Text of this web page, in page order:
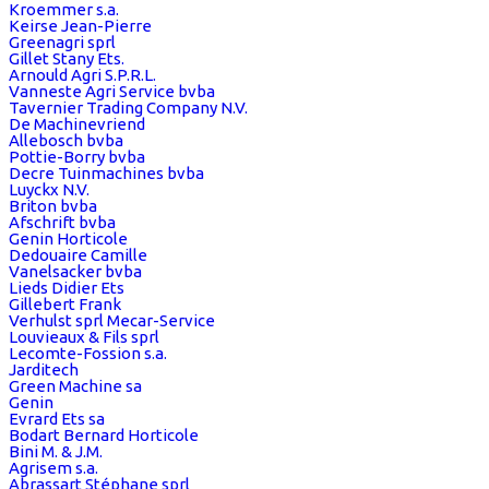
Kroemmer s.a.
Keirse Jean-Pierre
Greenagri sprl
Gillet Stany Ets.
Arnould Agri S.P.R.L.
Vanneste Agri Service bvba
Tavernier Trading Company N.V.
De Machinevriend
Allebosch bvba
Pottie-Borry bvba
Decre Tuinmachines bvba
Luyckx N.V.
Briton bvba
Afschrift bvba
Genin Horticole
Dedouaire Camille
Vanelsacker bvba
Lieds Didier Ets
Gillebert Frank
Verhulst sprl Mecar-Service
Louvieaux & Fils sprl
Lecomte-Fossion s.a.
Jarditech
Green Machine sa
Genin
Evrard Ets sa
Bodart Bernard Horticole
Bini M. & J.M.
Agrisem s.a.
Abrassart Stéphane sprl